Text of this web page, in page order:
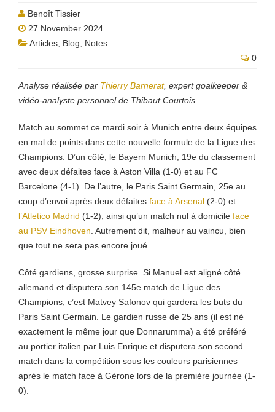
Benoît Tissier
27 November 2024
Articles Blog
Notes
0
Analyse réalisée par Thierry Barnerat, expert goalkeeper &
vidéo-analyste personnel de Thibaut Courtois.
Match au sommet ce mardi soir à Munich entre deux équipes
en mal de points dans cette nouvelle formule de la Ligue des
Champions. D’un côté, le Bayern Munich, 19e du classement
avec deux défaites face à Aston Villa (1-0) et au FC
Barcelone (4-1). De l’autre, le Paris Saint Germain, 25e au
coup d’envoi après deux défaites face à Arsenal (2-0) et
l’Atletico Madrid (1-2), ainsi qu’un match nul à domicile face
au PSV Eindhoven . Autrement dit, malheur au vaincu, bien
que tout ne sera pas encore joué.
Côté gardiens, grosse surprise. Si Manuel est aligné côté
allemand et disputera son 145e match de Ligue des
Champions, c’est Matvey Safonov qui gardera les buts du
Paris Saint Germain. Le gardien russe de 25 ans (il est né
exactement le même jour que Donnarumma) a été préféré
au portier italien par Luis Enrique et disputera son second
match dans la compétition sous les couleurs parisiennes
après le match face à Gérone lors de la première journée (1-
0).